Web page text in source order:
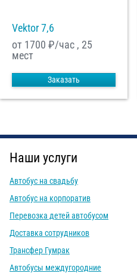
Vektor 7,6
от 1700 ₽/час , 25
мест
Заказать
Наши услуги
Автобус на свадьбу
Автобус на корпоратив
Перевозка детей автобусом
Доставка сотрудников
Трансфер Гумрак
Автобусы междугородние